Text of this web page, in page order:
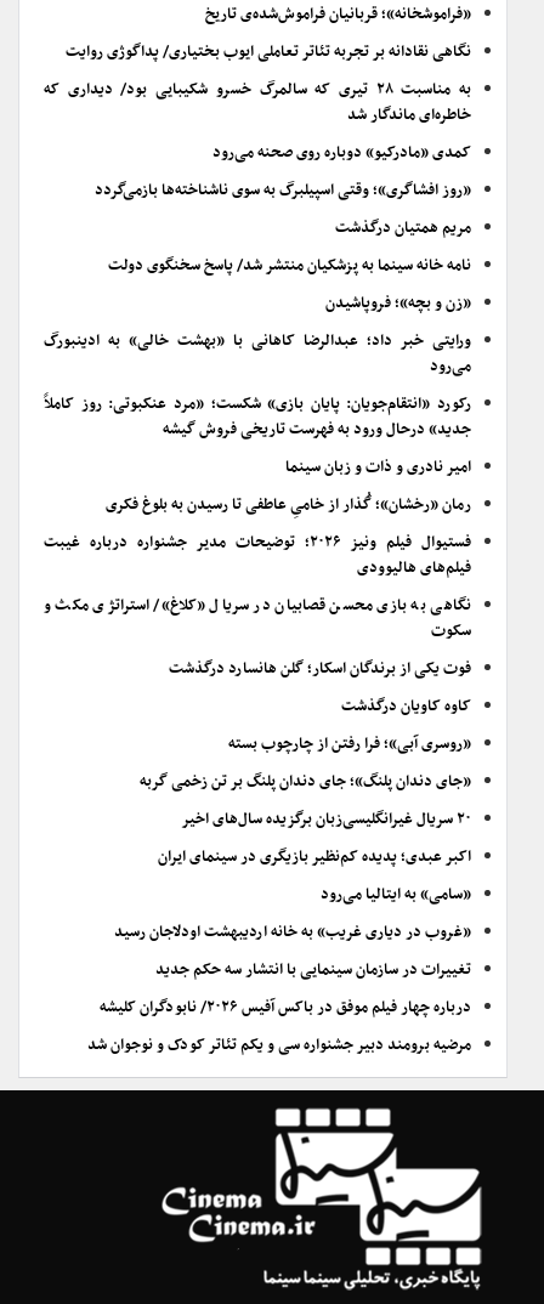
«فراموشخانه»؛ قربانیان فراموش‌شده‌ی تاریخ
نگاهی نقادانه بر تجربه تئاتر تعاملی ایوب بختیاری/ پداگوژی روایت
به مناسبت ۲۸ تیری که سالمرگ خسرو شکیبایی بود/ دیداری که
خاطره‌ای ماندگار شد
کمدی «مادرکیو» دوباره روی صحنه می‌رود
«روز افشاگری»؛ وقتی اسپیلبرگ به سوی ناشناخته‌ها بازمی‌گردد
مریم همتیان درگذشت
نامه خانه سینما به پزشکیان منتشر شد/ پاسخ سخنگوی دولت
«زن و بچه»؛ فروپاشیدن
ورایتی خبر داد؛ عبدالرضا کاهانی با «بهشت خالی» به ادینبورگ
می‌رود
رکورد «انتقام‌جویان: پایان بازی» شکست؛ «مرد عنکبوتی: روز کاملاً
جدید» درحال ورود به فهرست تاریخی فروش گیشه
امیر نادری و ذات و زبان سینما
رمان «رخشان»؛ گُذار از خامیِ عاطفی تا رسیدن به بلوغ فکری
فستیوال فیلم ونیز ۲۰۲۶؛ توضیحات مدیر جشنواره درباره غیبت
فیلم‌های هالیوودی
نگاهی به بازی محسن قصابیان در سریال «کلاغ»/ استراتژی مکث و
سکوت
فوت یکی از برندگان اسکار؛ گلن هانسارد درگذشت
کاوه کاویان درگذشت
«روسری آبی»؛ فرا رفتن از چارچوب بسته
«جای دندان پلنگ»؛ جای دندان پلنگ بر تن زخمی گربه
۲۰ سریال غیرانگلیسی‌زبان برگزیده سال‌های اخیر
اکبر عبدی؛ پدیده کم‌نظیر بازیگری در سینمای ایران
«سامی» به ایتالیا می‌رود
«غروب در دیاری غریب» به خانه اردیبهشت اودلاجان رسید
تغییرات در سازمان سینمایی با انتشار سه حکم جدید
درباره چهار فیلم موفق در باکس آفیس ۲۰۲۶/ نابودگران کلیشه
مرضیه برومند دبیر جشنواره سی و یکم تئاتر کودک و نوجوان شد